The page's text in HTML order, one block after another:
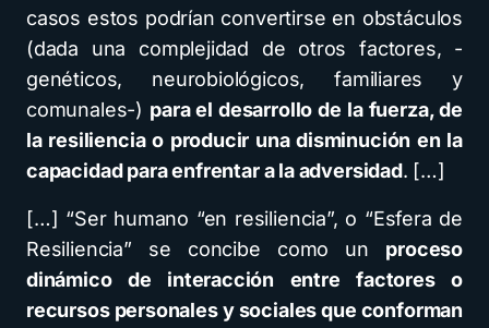
casos estos podrían convertirse en obstáculos
(dada una complejidad de otros factores, -
genéticos, neurobiológicos, familiares y
comunales-) para el desarrollo de la fuerza, de
la resiliencia o producir una disminución en la
capacidad para enfrentar a la adversidad. […]
[…] “Ser humano “en resiliencia”, o “Esfera de
Resiliencia” se concibe como un proceso
dinámico de interacción entre factores o
recursos personales y sociales que conforman